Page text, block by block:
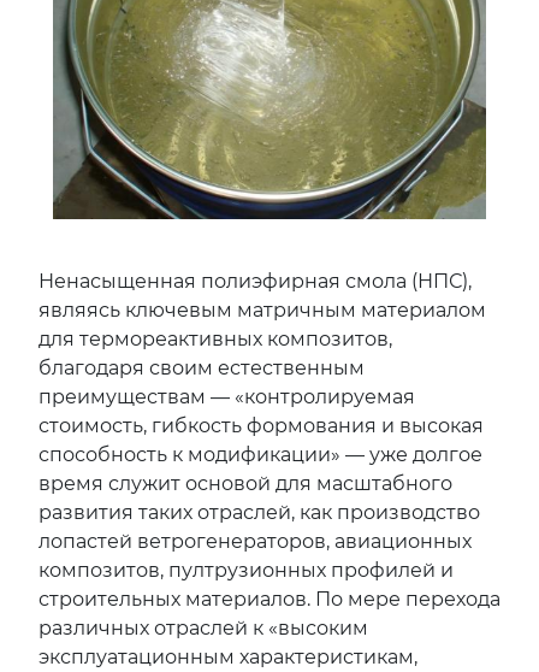
Ненасыщенная полиэфирная смола (НПС),
являясь ключевым матричным материалом
для термореактивных композитов,
благодаря своим естественным
преимуществам — «контролируемая
стоимость, гибкость формования и высокая
способность к модификации» — уже долгое
время служит основой для масштабного
развития таких отраслей, как производство
лопастей ветрогенераторов, авиационных
композитов, пултрузионных профилей и
строительных материалов. По мере перехода
различных отраслей к «высоким
эксплуатационным характеристикам,